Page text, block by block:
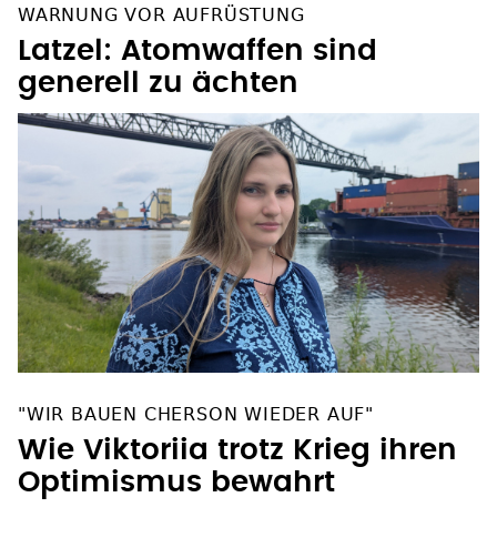
WARNUNG VOR AUFRÜSTUNG
Latzel: Atomwaffen sind
generell zu ächten
"WIR BAUEN CHERSON WIEDER AUF"
Wie Viktoriia trotz Krieg ihren
Optimismus bewahrt